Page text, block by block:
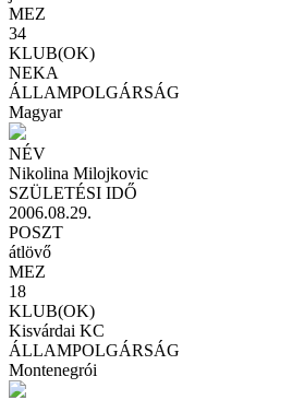
MEZ
34
KLUB(OK)
NEKA
ÁLLAMPOLGÁRSÁG
Magyar
NÉV
Nikolina Milojkovic
SZÜLETÉSI IDŐ
2006.08.29.
POSZT
átlövő
MEZ
18
KLUB(OK)
Kisvárdai KC
ÁLLAMPOLGÁRSÁG
Montenegrói